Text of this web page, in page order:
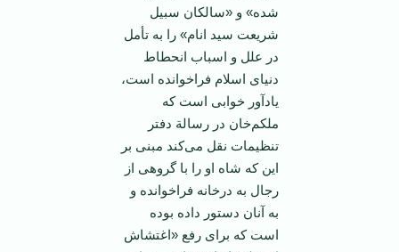
شده‌» و «سالكان‌ سبیل‌
شریعت‌ سید انام‌» را به‌ تأمل‌
در علل‌ و اسباب‌ انحطاط‌
دنیای‌ اسلام‌ فراخوانده‌ است‌،
یادآور خوابی‌ است‌ كه‌
ملكم‌خان‌ در رسالة‌ دفتر
تنظیمات‌ نقل‌ می‌كند مبنی‌ بر
این ‌كه‌ شاه‌ او را با گروهی‌ از
رجال‌ به‌ درخانه‌ فراخوانده‌ و
به‌ آنان‌ دستور داده‌ بوده‌
است‌ كه‌ برای‌ رفع ‌«اغتشاش‌